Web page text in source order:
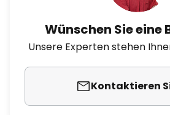
Wünschen Sie eine
Unsere Experten stehen
Kontaktieren